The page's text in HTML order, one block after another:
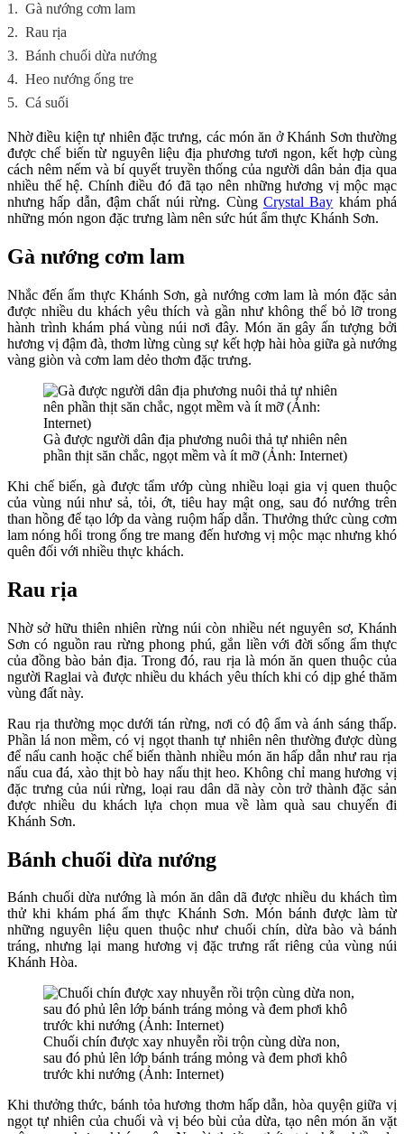
1. Gà nướng cơm lam
2. Rau rịa
3. Bánh chuối dừa nướng
4. Heo nướng ống tre
5. Cá suối
Nhờ điều kiện tự nhiên đặc trưng, các món ăn ở Khánh Sơn thường
được chế biến từ nguyên liệu địa phương tươi ngon, kết hợp cùng
cách nêm nếm và bí quyết truyền thống của người dân bản địa qua
nhiều thế hệ. Chính điều đó đã tạo nên những hương vị mộc mạc
nhưng hấp dẫn, đậm chất núi rừng. Cùng Crystal Bay khám phá
những món ngon đặc trưng làm nên sức hút ẩm thực Khánh Sơn.
Gà nướng cơm lam
Nhắc đến ẩm thực Khánh Sơn, gà nướng cơm lam là món đặc sản
được nhiều du khách yêu thích và gần như không thể bỏ lỡ trong
hành trình khám phá vùng núi nơi đây. Món ăn gây ấn tượng bởi
hương vị đậm đà, thơm lừng cùng sự kết hợp hài hòa giữa gà nướng
vàng giòn và cơm lam dẻo thơm đặc trưng.
Gà được người dân địa phương nuôi thả tự nhiên nên
phần thịt săn chắc, ngọt mềm và ít mỡ (Ảnh: Internet)
Khi chế biến, gà được tẩm ướp cùng nhiều loại gia vị quen thuộc
của vùng núi như sả, tỏi, ớt, tiêu hay mật ong, sau đó nướng trên
than hồng để tạo lớp da vàng ruộm hấp dẫn. Thưởng thức cùng cơm
lam nóng hổi trong ống tre mang đến hương vị mộc mạc nhưng khó
quên đối với nhiều thực khách.
Rau rịa
Nhờ sở hữu thiên nhiên rừng núi còn nhiều nét nguyên sơ, Khánh
Sơn có nguồn rau rừng phong phú, gắn liền với đời sống ẩm thực
của đồng bào bản địa. Trong đó, rau rịa là món ăn quen thuộc của
người Raglai và được nhiều du khách yêu thích khi có dịp ghé thăm
vùng đất này.
Rau rịa thường mọc dưới tán rừng, nơi có độ ẩm và ánh sáng thấp.
Phần lá non mềm, có vị ngọt thanh tự nhiên nên thường được dùng
để nấu canh hoặc chế biến thành nhiều món ăn hấp dẫn như rau rịa
nấu cua đá, xào thịt bò hay nấu thịt heo. Không chỉ mang hương vị
đặc trưng của núi rừng, loại rau dân dã này còn trở thành đặc sản
được nhiều du khách lựa chọn mua về làm quà sau chuyến đi
Khánh Sơn.
Bánh chuối dừa nướng
Bánh chuối dừa nướng là món ăn dân dã được nhiều du khách tìm
thử khi khám phá ẩm thực Khánh Sơn. Món bánh được làm từ
những nguyên liệu quen thuộc như chuối chín, dừa bào và bánh
tráng, nhưng lại mang hương vị đặc trưng rất riêng của vùng núi
Khánh Hòa.
Chuối chín được xay nhuyễn rồi trộn cùng dừa non,
sau đó phủ lên lớp bánh tráng mỏng và đem phơi khô
trước khi nướng (Ảnh: Internet)
Khi thưởng thức, bánh tỏa hương thơm hấp dẫn, hòa quyện giữa vị
ngọt tự nhiên của chuối và vị béo bùi của dừa, tạo nên món ăn vặt